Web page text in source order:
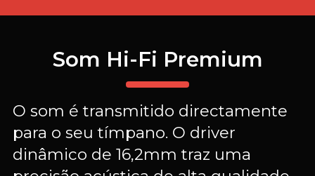
Som Hi-Fi Premium
O som é transmitido directamente
para o seu tímpano. O driver
dinâmico de 16,2mm traz uma